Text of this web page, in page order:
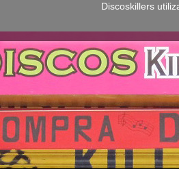
Discoskillers